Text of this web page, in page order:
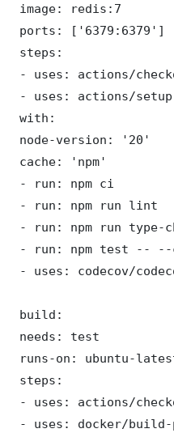
image: redis:7
ports: ['6379:6379']
steps:
- uses: actions/
- uses: actions/setup-
with:
node-version: '20'
cache: 'npm'
- run: npm ci
- run: npm run lint
- run: npm run type-
- run: npm test -- --
- uses: codecov/
build:
needs: test
runs-on: ubuntu-
steps:
- uses: actions/
- uses: docker/build-